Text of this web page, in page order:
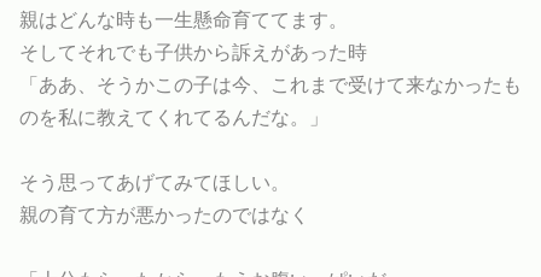
親はどんな時も一生懸命育ててます。
そしてそれでも子供から訴えがあった時
「ああ、そうかこの子は今、これまで受けて来なかったも
のを私に教えてくれてるんだな。」
そう思ってあげてみてほしい。
親の育て方が悪かったのではなく